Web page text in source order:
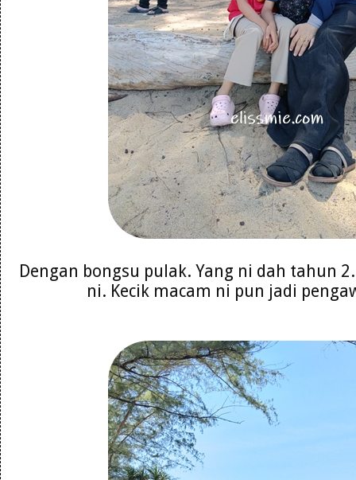
Dengan bongsu pulak. Yang ni dah tahun
ni. Kecik macam ni pun jadi